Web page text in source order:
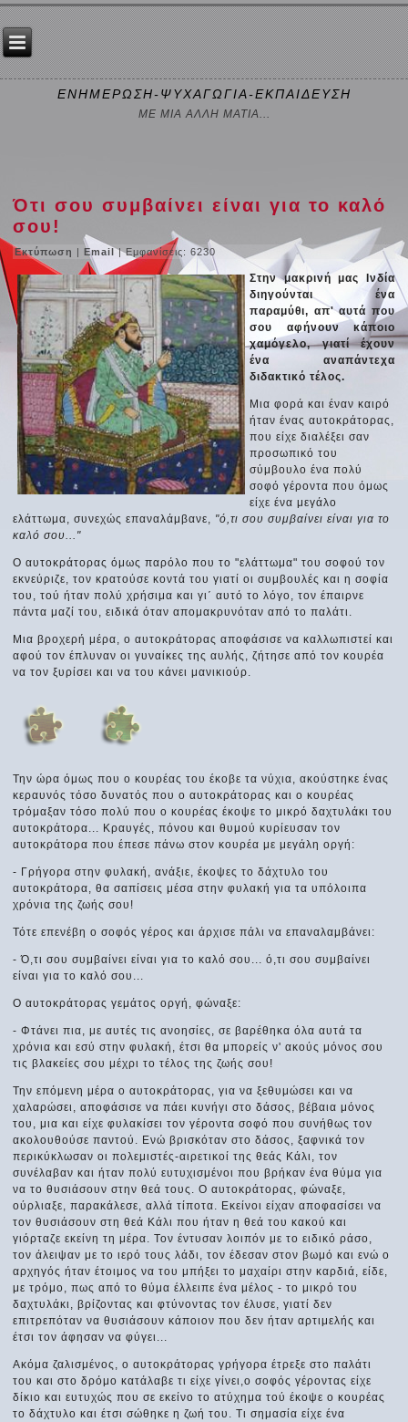
ΕΝΗΜΕΡΩΣΗ-ΨΥΧΑΓΩΓΙΑ-ΕΚΠΑΙΔΕΥΣΗ
ΜΕ ΜΙΑ ΑΛΛΗ ΜΑΤΙΑ...
Ότι σου συμβαίνει είναι για το καλό
σου!
Εκτύπωση |Email| Εμφανίσεις: 6230
Στην μακρινή μας Ινδία
διηγούνται ένα
παραμύθι, απ' αυτά που
σου αφήνουν κάποιο
χαμόγελο, γιατί έχουν
ένα αναπάντεχα
διδακτικό τέλος.
Μια φορά και έναν καιρό
ήταν ένας αυτοκράτορας,
που είχε διαλέξει σαν
προσωπικό του
σύμβουλο ένα πολύ
σοφό γέροντα που όμως
είχε ένα μεγάλο
ελάττωμα, συνεχώς επαναλάμβανε, "ό,τι σου συμβαίνει είναι για το
καλό σου..."
Ο αυτοκράτορας όμως παρόλο που το "ελάττωμα" του σοφού τον
εκνεύριζε, τον κρατούσε κοντά του γιατί οι συμβουλές και η σοφία
του, τού ήταν πολύ χρήσιμα και γι΄ αυτό το λόγο, τον έπαιρνε
πάντα μαζί του, ειδικά όταν απομακρυνόταν από το παλάτι.
Μια βροχερή μέρα, ο αυτοκράτορας αποφάσισε να καλλωπιστεί και
αφού τον έπλυναν οι γυναίκες της αυλής, ζήτησε από τον κουρέα
να τον ξυρίσει και να του κάνει μανικιούρ.
Την ώρα όμως που ο κουρέας του έκοβε τα νύχια, ακούστηκε ένας
κεραυνός τόσο δυνατός που ο αυτοκράτορας και ο κουρέας
τρόμαξαν τόσο πολύ που ο κουρέας έκοψε το μικρό δαχτυλάκι του
αυτοκράτορα... Κραυγές, πόνου και θυμού κυρίευσαν τον
αυτοκράτορα που έπεσε πάνω στον κουρέα με μεγάλη οργή:
- Γρήγορα στην φυλακή, ανάξιε, έκοψες το δάχτυλο του
αυτοκράτορα, θα σαπίσεις μέσα στην φυλακή για τα υπόλοιπα
χρόνια της ζωής σου!
Τότε επενέβη ο σοφός γέρος και άρχισε πάλι να επαναλαμβάνει:
- Ό,τι σου συμβαίνει είναι για το καλό σου... ό,τι σου συμβαίνει
είναι για το καλό σου...
Ο αυτοκράτορας γεμάτος οργή, φώναξε:
- Φτάνει πια, με αυτές τις ανοησίες, σε βαρέθηκα όλα αυτά τα
χρόνια και εσύ στην φυλακή, έτσι θα μπορείς ν' ακούς μόνος σου
τις βλακείες σου μέχρι το τέλος της ζωής σου!
Την επόμενη μέρα ο αυτοκράτορας, για να ξεθυμώσει και να
χαλαρώσει, αποφάσισε να πάει κυνήγι στο δάσος, βέβαια μόνος
του, μια και είχε φυλακίσει τον γέροντα σοφό που συνήθως τον
ακολουθούσε παντού. Ενώ βρισκόταν στο δάσος, ξαφνικά τον
περικύκλωσαν οι πολεμιστές-αιρετικοί της θεάς Κάλι, τον
συνέλαβαν και ήταν πολύ ευτυχισμένοι που βρήκαν ένα θύμα για
να το θυσιάσουν στην θεά τους. Ο αυτοκράτορας, φώναξε,
ούρλιαξε, παρακάλεσε, αλλά τίποτα. Εκείνοι είχαν αποφασίσει να
τον θυσιάσουν στη θεά Κάλι που ήταν η θεά του κακού και
γιόρταζε εκείνη τη μέρα. Τον έντυσαν λοιπόν με το ειδικό ράσο,
τον άλειψαν με το ιερό τους λάδι, τον έδεσαν στον βωμό και ενώ ο
αρχηγός ήταν έτοιμος να του μπήξει το μαχαίρι στην καρδιά, είδε,
με τρόμο, πως από το θύμα έλλειπε ένα μέλος - το μικρό του
δαχτυλάκι, βρίζοντας και φτύνοντας τον έλυσε, γιατί δεν
επιτρεπόταν να θυσιάσουν κάποιον που δεν ήταν αρτιμελής και
έτσι τον άφησαν να φύγει...
Ακόμα ζαλισμένος, ο αυτοκράτορας γρήγορα έτρεξε στο παλάτι
του και στο δρόμο κατάλαβε τι είχε γίνει,ο σοφός γέροντας είχε
δίκιο και ευτυχώς που σε εκείνο το ατύχημα τού έκοψε ο κουρέας
το δάχτυλο και έτσι σώθηκε η ζωή του. Τι σημασία είχε ένα